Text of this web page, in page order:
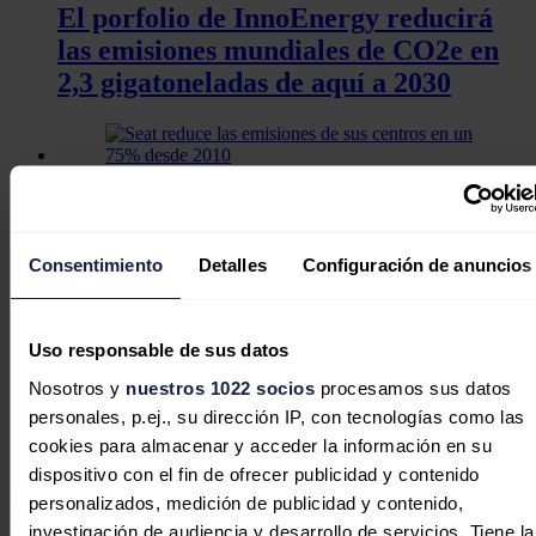
Consentimiento Detalles Configuración de anuncios
Uso responsable de sus datos
Nosotros y nuestros 1022 sociosprocesamos sus datos
personales, p.ej., su dirección IP, con tecnologías como las
cookies para almacenar y acceder la información en su
dispositivo con el fin de ofrecer publicidad y contenido
personalizados, medición de publicidad y contenido,
investigación de audiencia y desarrollo de servicios. Tiene la
El porfolio de InnoEnergy reducirá
las emisiones mundiales de CO2e en
2,3 gigatoneladas de aquí a 2030
Sánchez y Ribera coinciden en
consolidar la Agenda Verde y reducir
el 90% de emisiones en 2040
Con motivo del Día Mundial del Medio Ambiente que se celebra
este 5 de junio, AECA-ITV resalta la labor clave que realizan las